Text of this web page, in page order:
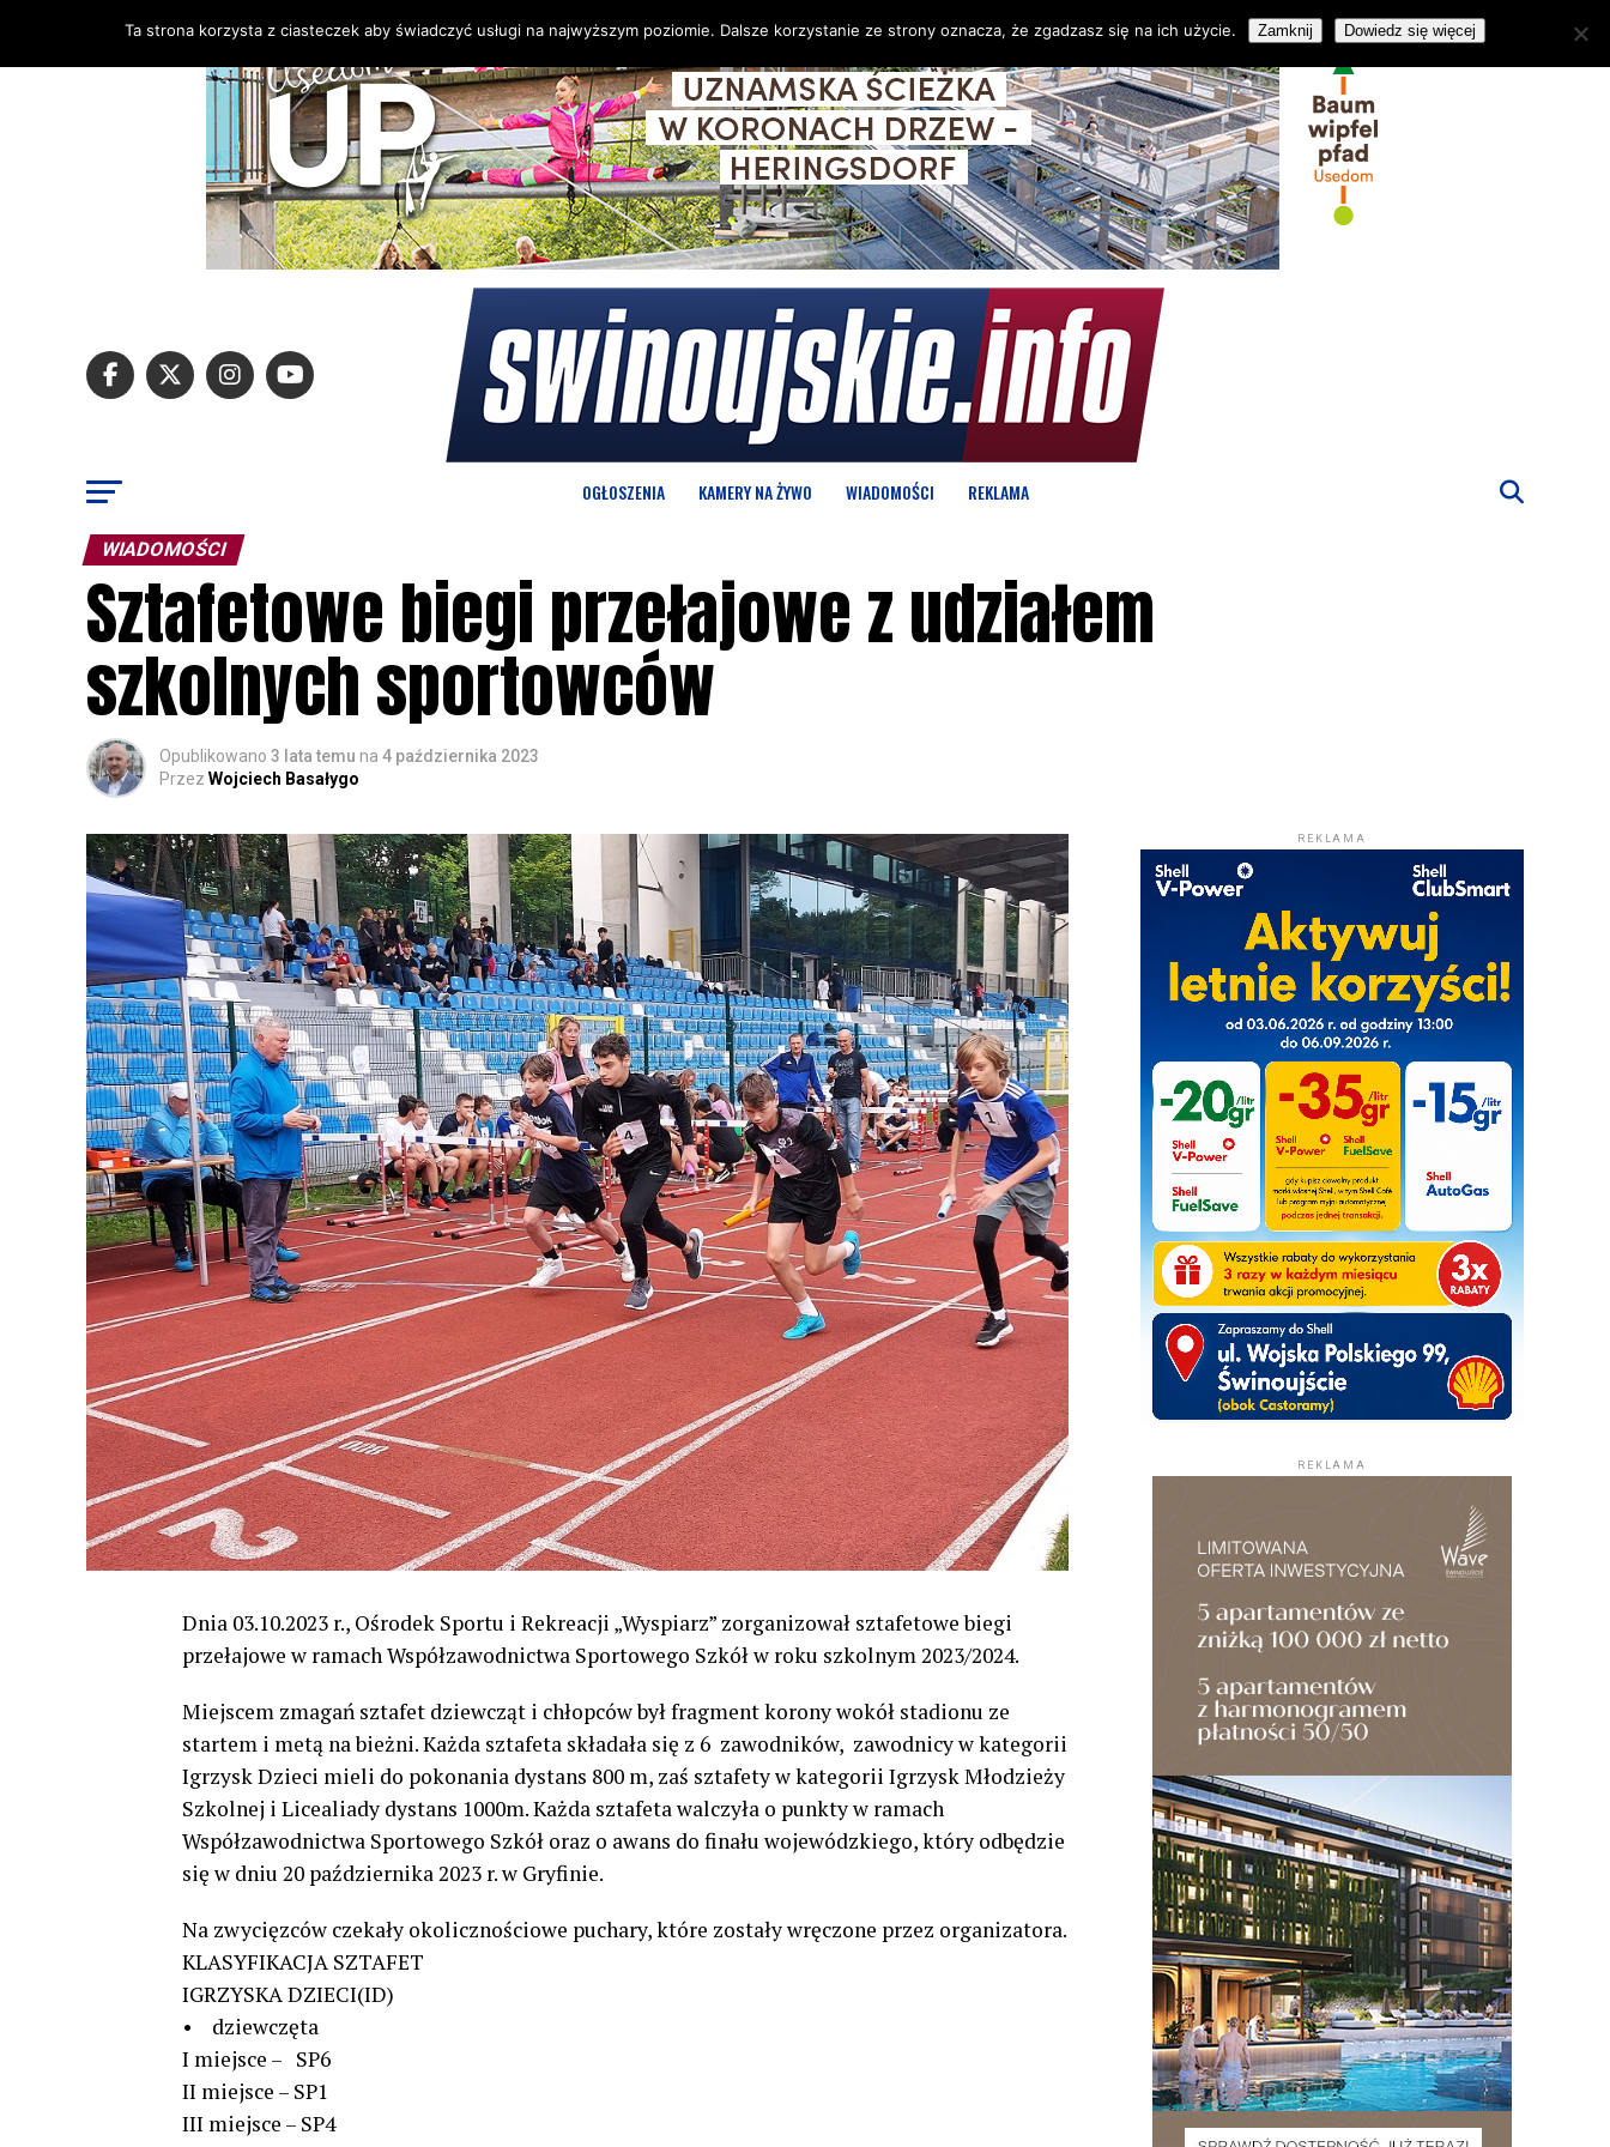
OGŁOSZENIA KAMERY NA ŻYWO WIADOMOŚCI REKLAMA
WIADOMOŚCI
Sztafetowe biegi przełajowe z udziałem
szkolnych sportowców
Opublikowano 3 lata temu na 4 października 2023
Przez Wojciech Basałygo
Dnia 03.10.2023 r., Ośrodek Sportu i Rekreacji „Wyspiarz” zorganizował sztafetowe biegi
przełajowe w ramach Współzawodnictwa Sportowego Szkół w roku szkolnym 2023/2024.
Miejscem zmagań sztafet dziewcząt i chłopców był fragment korony wokół stadionu ze
startem i metą na bieżni. Każda sztafeta składała się z 6 zawodników, zawodnicy w kategorii
Igrzysk Dzieci mieli do pokonania dystans 800 m, zaś sztafety w kategorii Igrzysk Młodzieży
Szkolnej i Licealiady dystans 1000m. Każda sztafeta walczyła o punkty w ramach
Współzawodnictwa Sportowego Szkół oraz o awans do finału wojewódzkiego, który odbędzie
się w dniu 20 października 2023 r. w Gryfinie.
Na zwycięzców czekały okolicznościowe puchary, które zostały wręczone przez organizatora.
KLASYFIKACJA SZTAFET
IGRZYSKA DZIECI(ID)
• dziewczęta
I miejsce – SP6
II miejsce – SP1
III miejsce – SP4
REKLAMA
REKLAMA
Ta strona korzysta z ciasteczek aby świadczyć usługi na najwyższym poziomie. Dalsze korzystanie ze strony oznacza, że zgadzasz się na ich użycie. Zamknij Dowiedz się więcej